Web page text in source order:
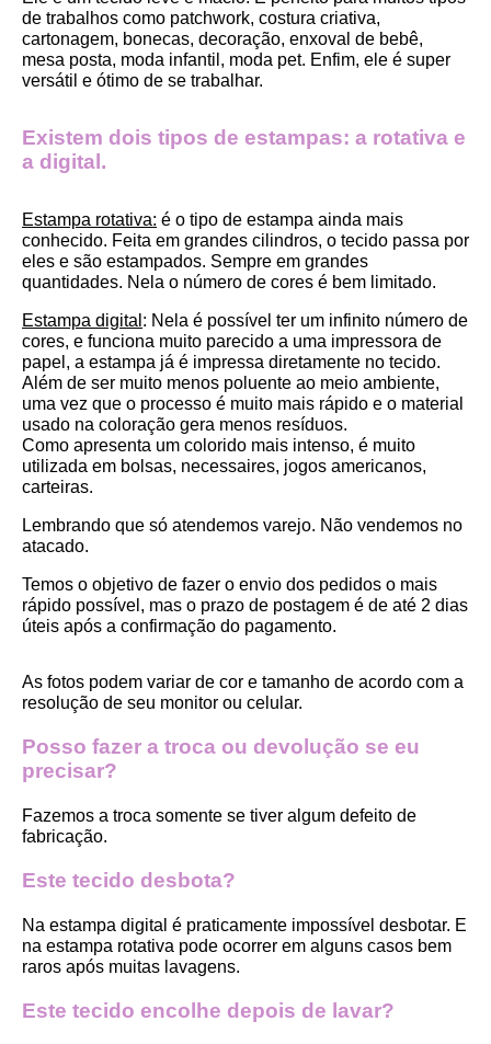
de trabalhos como patchwork, costura criativa,
cartonagem, bonecas, decoração, enxoval de bebê,
mesa posta, moda infantil, moda pet. Enfim, ele é super
versátil e ótimo de se trabalhar.
Existem dois tipos de estampas: a rotativa e
a digital.
Estampa rotativa: é o tipo de estampa ainda mais
conhecido. Feita em grandes cilindros, o tecido passa por
eles e são estampados. Sempre em grandes
quantidades. Nela o número de cores é bem limitado.
Estampa digital : Nela é possível ter um infinito número de
cores, e funciona muito parecido a uma impressora de
papel, a estampa já é impressa diretamente no tecido.
Além de ser muito menos poluente ao meio ambiente,
uma vez que o processo é muito mais rápido e o material
usado na coloração gera menos resíduos.
Como apresenta um colorido mais intenso, é muito
utilizada em bolsas, necessaires, jogos americanos,
carteiras.
Lembrando que só atendemos varejo. Não vendemos no
atacado.
Temos o objetivo de fazer o envio dos pedidos o mais
rápido possível, mas o prazo de postagem é de até 2 dias
úteis após a confirmação do pagamento.
As fotos podem variar de cor e tamanho de acordo com a
resolução de seu monitor ou celular.
Posso fazer a troca ou devolução se eu
precisar?
Fazemos a troca somente se tiver algum defeito de
fabricação.
Este tecido desbota?
Na estampa digital é praticamente impossível desbotar. E
na estampa rotativa pode ocorrer em alguns casos bem
raros após muitas lavagens.
Este tecido encolhe depois de lavar?